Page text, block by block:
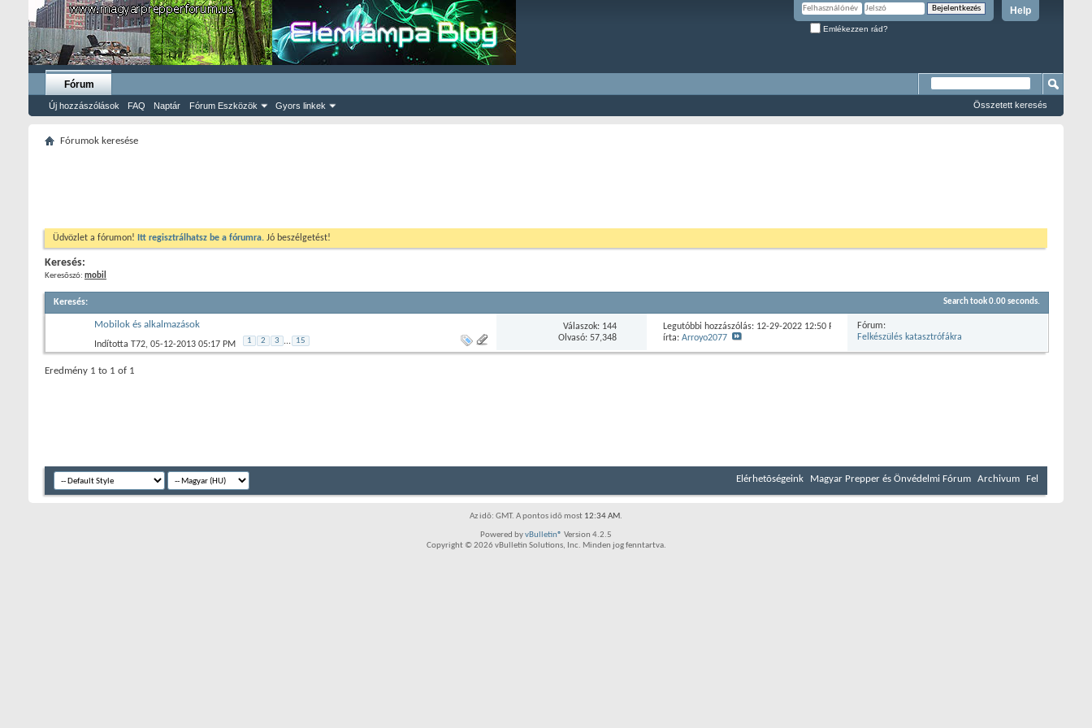
Help
Emlékezzen rád?
Fórum
Új hozzászólások FAQ Naptár Fórum Eszközök Gyors linkek Összetett keresés
Fórumok keresése
Üdvözlet a fórumon! Itt regisztrálhatsz be a fórumra. Jó beszélgetést!
Keresés:
Keresõszó: mobil
Keresés: Search took0.00seconds.
Mobilok és alkalmazások
Indította T72‎, 05-12-2013 05:17 PM 1 2 3 ... 15
Válaszok: 144
Olvasó: 57,348
Legutóbbi hozzászólás: 12-29-2022 12:50 PM
írta:Arroyo2077
Fórum:
Felkészülés katasztrófákra
Eredmény 1 to 1 of 1
Elérhetõségeink Magyar Prepper és Önvédelmi Fórum Archivum Fel
Az idõ: GMT. A pontos idõ most 12:34 AM.
Powered byvBulletin® Version 4.2.5
Copyright © 2026 vBulletin Solutions, Inc. Minden jog fenntartva.